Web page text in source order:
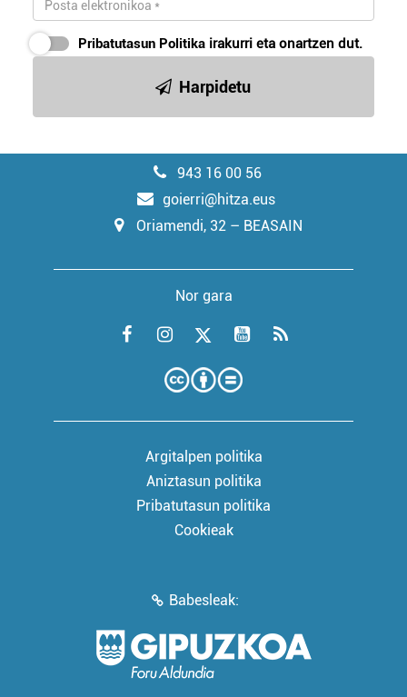
Pribatutasun Politika irakurri eta onartzen dut.
Harpidetu
943 16 00 56
goierri@hitza.eus
Oriamendi, 32 – BEASAIN
Nor gara
Argitalpen politika
Aniztasun politika
Pribatutasun politika
Cookieak
Babesleak: